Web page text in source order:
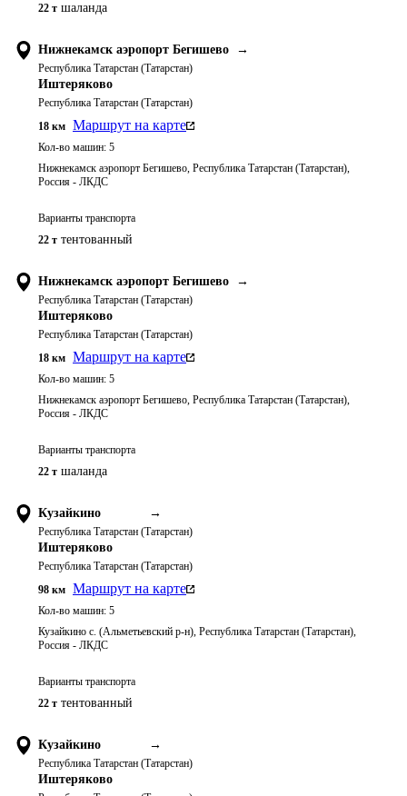
22 т шаланда
Нижнекамск аэропорт Бегишево →
Республика Татарстан (Татарстан)
Иштеряково
Республика Татарстан (Татарстан)
18 км Маршрут на карте
Кол-во машин: 5
Нижнекамск аэропорт Бегишево, Республика Татарстан (Татарстан),
Россия - ЛКДС
Варианты транспорта
22 т тентованный
Нижнекамск аэропорт Бегишево →
Республика Татарстан (Татарстан)
Иштеряково
Республика Татарстан (Татарстан)
18 км Маршрут на карте
Кол-во машин: 5
Нижнекамск аэропорт Бегишево, Республика Татарстан (Татарстан),
Россия - ЛКДС
Варианты транспорта
22 т шаланда
Кузайкино →
Республика Татарстан (Татарстан)
Иштеряково
Республика Татарстан (Татарстан)
98 км Маршрут на карте
Кол-во машин: 5
Кузайкино с. (Альметьевский р-н), Республика Татарстан (Татарстан),
Россия - ЛКДС
Варианты транспорта
22 т тентованный
Кузайкино →
Республика Татарстан (Татарстан)
Иштеряково